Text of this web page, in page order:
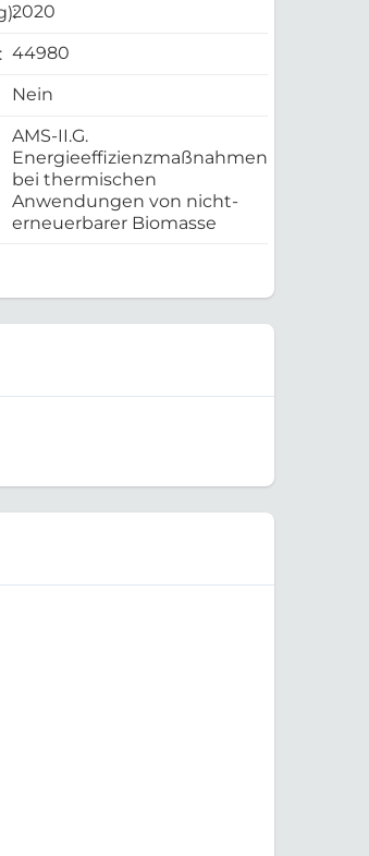
2020
44980
Nein
AMS-II.G.
Energieeffizienzmaßnahmen
bei thermischen
Anwendungen von nicht-
erneuerbarer Biomasse